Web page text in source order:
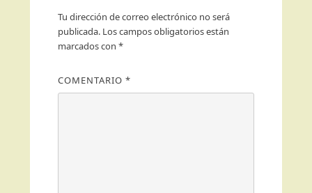
Tu dirección de correo electrónico no será
publicada. Los campos obligatorios están
marcados con *
COMENTARIO *